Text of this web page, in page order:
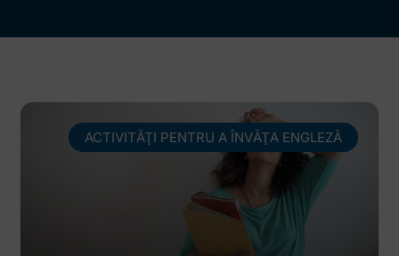
ACTIVITĂŢI PENTRU A ÎNVĂŢA ENGLEZĂ